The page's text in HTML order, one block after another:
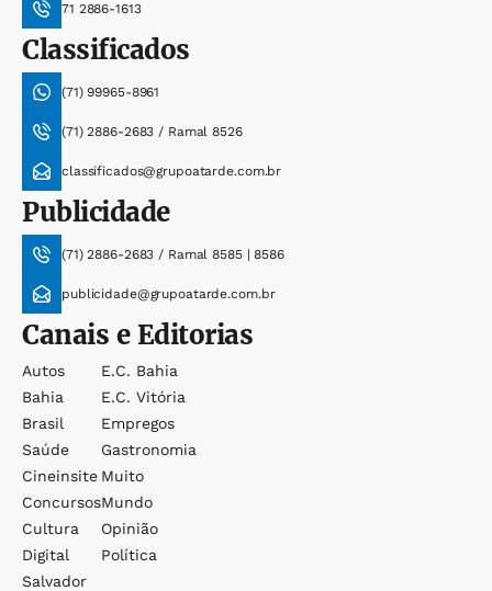
71 2886-1613
Classificados
(71) 99965-8961
(71) 2886-2683 / Ramal 8526
classificados@grupoatarde.com.br
Publicidade
(71) 2886-2683 / Ramal 8585 | 8586
publicidade@grupoatarde.com.br
Canais e Editorias
Autos
Bahia
Brasil
Saúde
Cineinsite
Concursos
Cultura
Digital
Salvador
E.c. Bahia
E.c. Vitória
Empregos
Gastronomia
Muito
Mundo
Opinião
Política